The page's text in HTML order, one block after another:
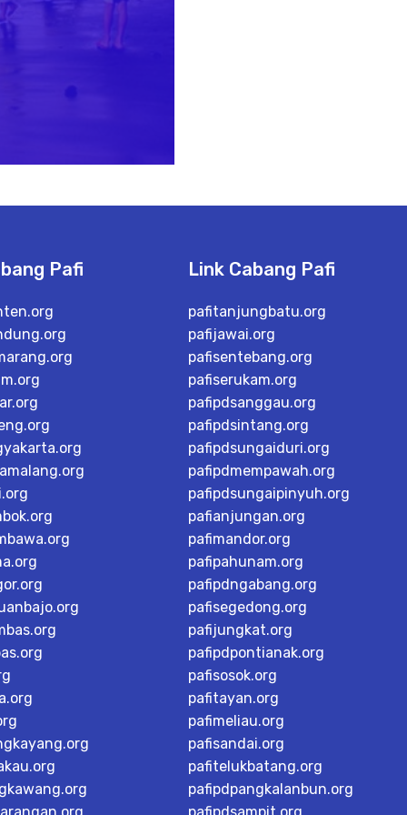
Pafi Link Cabang Pafi
pafitanjungbatu.org
pafijawai.org
pafisentebang.org
pafiserukam.org
pafipdsanggau.org
pafipdsintang.org
pafipdsungaiduri.org
pafipdmempawah.org
pafipdsungaipinyuh.org
pafianjungan.org
pafimandor.org
pafipahunam.org
pafipdngabang.org
pafisegedong.org
pafijungkat.org
pafipdpontianak.org
pafisosok.org
pafitayan.org
pafimeliau.org
pafisandai.org
pafitelukbatang.org
pafipdpangkalanbun.org